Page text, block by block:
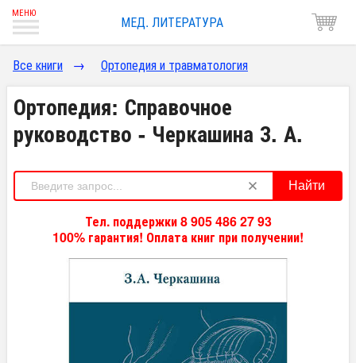
МЕД. ЛИТЕРАТУРА
Все книги → Ортопедия и травматология
Ортопедия: Справочное
руководство - Черкашина З. А.
Найти
Тел. поддержки 8 905 486 27 93
100% гарантия! Оплата книг при получении!